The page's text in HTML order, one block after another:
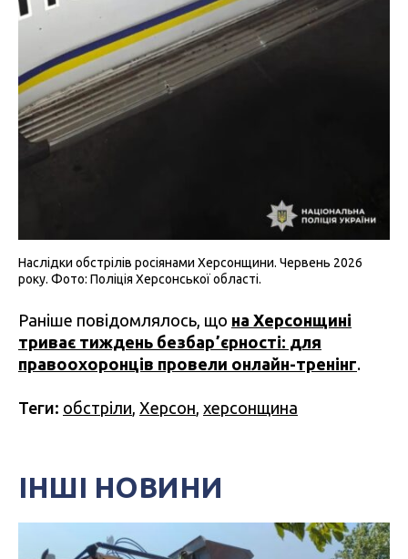
Наслідки обстрілів росіянами Херсонщини. Червень 2026
року. Фото: Поліція Херсонської області.
Раніше повідомлялось, що на Херсонщині
триває тиждень безбарʼєрності: для
правоохоронців провели онлайн-тренінг.
Теги: обстріли, Херсон, херсонщина
ІНШІ НОВИНИ